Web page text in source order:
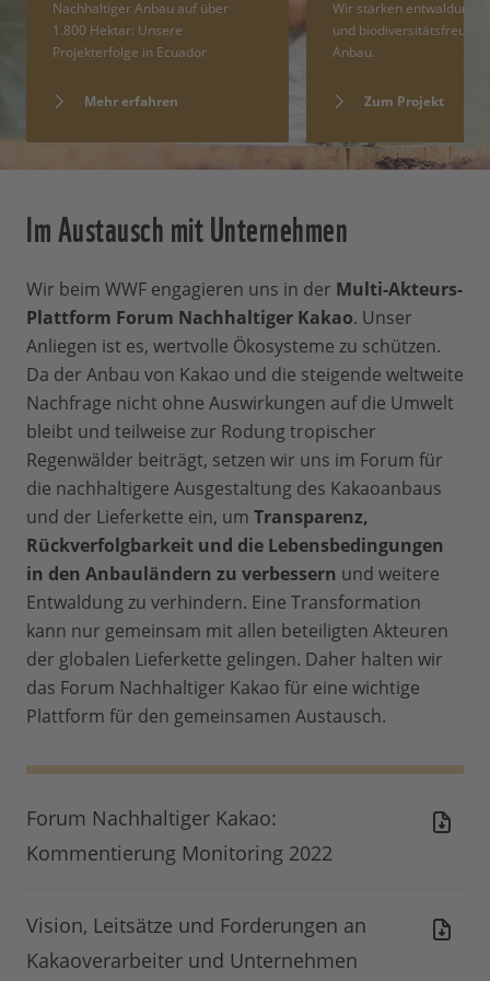
Nachhaltiger Anbau auf über
1.800 Hektar: Unsere
Projekterfolge in Ecuador
Mehr erfahren
Wir stärken
und
Anbau.
Zum Projekt
Im Austausch mit Unternehmen
Wir beim WWF engagieren uns in der Multi-Akteurs-
Plattform Forum Nachhaltiger Kakao. Unser
Anliegen ist es, wertvolle Ökosysteme zu schützen.
Da der Anbau von Kakao und die steigende weltweite
Nachfrage nicht ohne Auswirkungen auf die Umwelt
bleibt und teilweise zur Rodung tropischer
Regenwälder beiträgt, setzen wir uns im Forum für
die nachhaltigere Ausgestaltung des Kakaoanbaus
und der Lieferkette ein, um Transparenz,
Rückverfolgbarkeit und die Lebensbedingungen
in den Anbauländern zu verbessern und weitere
Entwaldung zu verhindern. Eine Transformation
kann nur gemeinsam mit allen beteiligten Akteuren
der globalen Lieferkette gelingen. Daher halten wir
das Forum Nachhaltiger Kakao für eine wichtige
Plattform für den gemeinsamen Austausch.
Forum Nachhaltiger Kakao:
Kommentierung Monitoring 2022
Vision, Leitsätze und Forderungen an
Kakaoverarbeiter und Unternehmen